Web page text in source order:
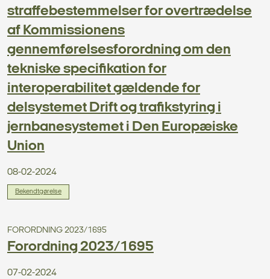
straffebestemmelser for overtrædelse
af Kommissionens
gennemførelsesforordning om den
tekniske specifikation for
interoperabilitet gældende for
delsystemet Drift og trafikstyring i
jernbanesystemet i Den Europæiske
Union
08-02-2024
Bekendtgørelse
FORORDNING 2023/1695
Forordning 2023/1695
07-02-2024